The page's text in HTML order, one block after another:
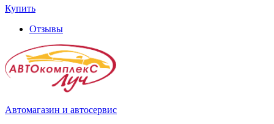
Купить
Отзывы
Автомагазин и автосервис